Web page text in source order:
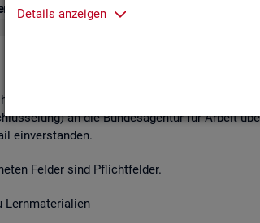
Details anzeigen
An­lie­gen und fül­len Sie dazu die
an die Bun­des­agen­tur für Ar­beit
ein­ver­stan­den.
Fel­der sind Pflicht­fel­der.